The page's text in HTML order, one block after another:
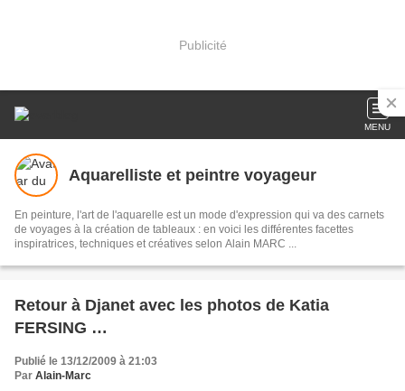
Publicité
MENU
Aquarelliste et peintre voyageur
En peinture, l'art de l'aquarelle est un mode d'expression qui va des carnets
de voyages à la création de tableaux : en voici les différentes facettes
inspiratrices, techniques et créatives selon Alain MARC ...
Retour à Djanet avec les photos de Katia
FERSING …
Publié le 13/12/2009 à 21:03
Par Alain-Marc